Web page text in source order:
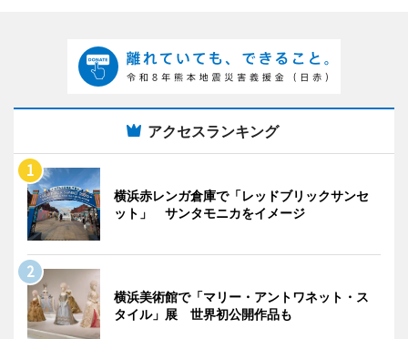
アクセスランキング
横浜赤レンガ倉庫で「レッドブリックサンセ
ット」 サンタモニカをイメージ
横浜美術館で「マリー・アントワネット・ス
タイル」展 世界初公開作品も